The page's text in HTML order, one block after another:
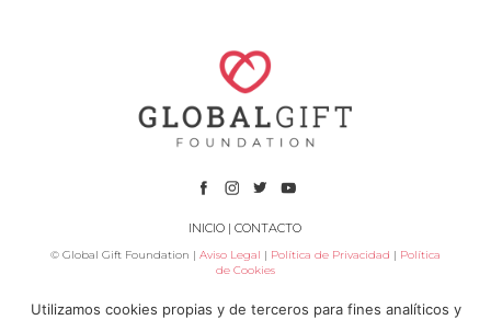
INICIO |CONTACTO
© Global Gift Foundation | Aviso Legal | Política de Privacidad | Política
de Cookies
Subvenciona
Utilizamos cookies propias y de terceros para fines analíticos y